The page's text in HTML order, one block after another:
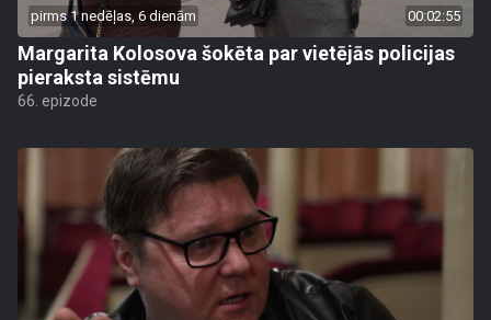
pirms 1 nedēļas, 6 dienām 00:02:55
Margarita Kolosova šokēta par vietējās policijas
pieraksta sistēmu
66. epizode